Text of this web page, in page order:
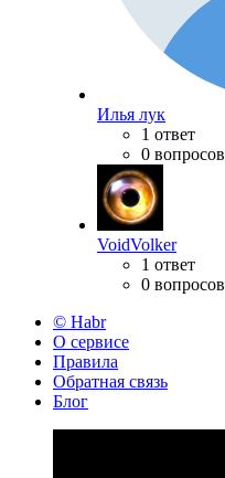
Илья лук
1 ответ
0 вопросов
VoidVolker
1 ответ
0 вопросов
© Habr
О сервисе
Правила
Обратная связь
Блог